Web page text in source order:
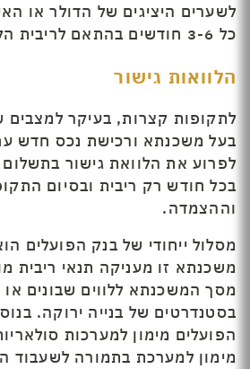
לשערים היציגים של הדולר או
כל 3-6 חודשים בהתאם לריבית הליבור מלונדון.
הלוואות גישור
לתקופות קצרות, בעיקר למצבים
בעל משכנתא ורכישת נכס חדש
לפרוע את הלוואת גישור
בכל חודש רק ריבית ובסיום
וההצמדה.
מסלול ייחודי של בנק הפועלים
מסך המשכנתא ללווים שבונים או
בסטנדרטים של בנייה ירוקה.
מימון למערכת בתמורה לשעבוד